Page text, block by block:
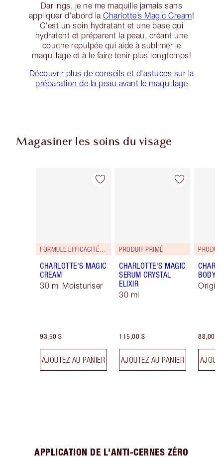
Darlings, je ne me maquille jamais sans
appliquer d'abord laCharlotte’s Magic Cream!
C'est un soin hydratant et une base qui
hydratent et préparent la peau, créant une
couche repulpée qui aide à sublimer le
maquillage et à le faire tenir plus longtemps!
Découvrir plus de conseils et d'astuces sur la
préparation de la peau avant le maquillage
Magasiner les soins du visage
Article 1 sur 86
FORMULE EFFICACITÉ RENFORCÉE!
CHARLOTTE'S MAGIC
CREAM
30 ml Moisturiser
93,50 $
AJOUTEZ AU PANIER
Article 2 sur 86
PRODUIT PRIMÉ
CHARLOTTE'S MAGIC
SERUM CRYSTAL
ELIXIR
30 ml
115,00 $
AJOUTEZ AU PANIER
BODY
88,00 $
APPLICATION DE L'ANTI-CERNES ZÉRO